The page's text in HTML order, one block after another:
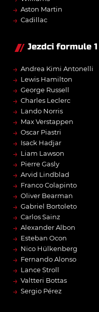
→ Aston Martin
→ Cadillac
Jezdci formule 1
→ Andrea Kimi Antonelli
→ Lewis Hamilton
→ George Russell
→ Charles Leclerc
→ Lando Norris
→ Max Verstappen
→ Oscar Piastri
→ Isack Hadjar
→ Liam Lawson
→ Pierre Gasly
→ Arvid Lindblad
→ Franco Colapinto
→ Oliver Bearman
→ Gabriel Bortoleto
→ Carlos Sainz
→ Alexander Albon
→ Esteban Ocon
→ Nico Hülkenberg
→ Fernando Alonso
→ Lance Stroll
→ Valtteri Bottas
→ Sergio Pérez